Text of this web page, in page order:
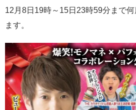
12月8日19時～15日23時59分まで
ます。